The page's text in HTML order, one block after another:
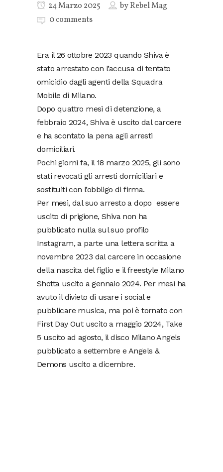
24 Marzo 2025 byRebel Mag
0 comments
Era il 26 ottobre 2023 quando Shiva è
stato arrestato con l’accusa di tentato
omicidio dagli agenti della Squadra
Mobile di Milano.
Dopo quattro mesi di detenzione, a
febbraio 2024, Shiva è uscito dal carcere
e ha scontato la pena agli arresti
domiciliari.
Pochi giorni fa, il 18 marzo 2025, gli sono
stati revocati gli arresti domiciliari e
sostituiti con l’obbligo di firma.
Per mesi, dal suo arresto a dopo essere
uscito di prigione, Shiva non ha
pubblicato nulla sul suo profilo
Instagram, a parte una lettera scritta a
novembre 2023 dal carcere in occasione
della nascita del figlio e il freestyle Milano
Shotta uscito a gennaio 2024. Per mesi ha
avuto il divieto di usare i social e
pubblicare musica, ma poi è tornato con
First Day Out uscito a maggio 2024, Take
5 uscito ad agosto, il disco Milano Angels
pubblicato a settembre e Angels &
Demons uscito a dicembre.